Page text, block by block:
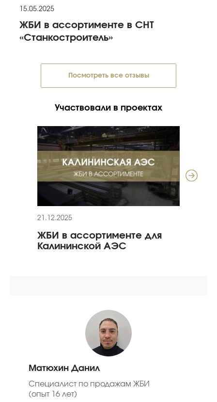
15.05.2025
ЖБИ в ассортименте в СНТ
«Станкостроитель»
Посмотреть все отзывы
Участвовали в проектах
21.12.2025
ЖБИ в ассортименте для
Калининской АЭС
Матюхин Данил
Специалист по продажам ЖБИ
(опыт 16 лет)